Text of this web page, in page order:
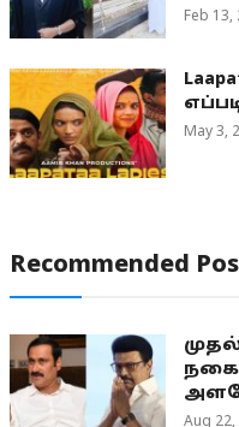
Feb 13,
May 3,
Recommended
Aug 22,